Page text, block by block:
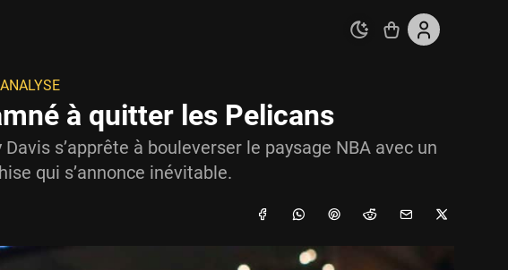
ANALYSE
à quitter les Pelicans
s’apprête à bouleverser le paysage NBA avec un
qui s’annonce inévitable.